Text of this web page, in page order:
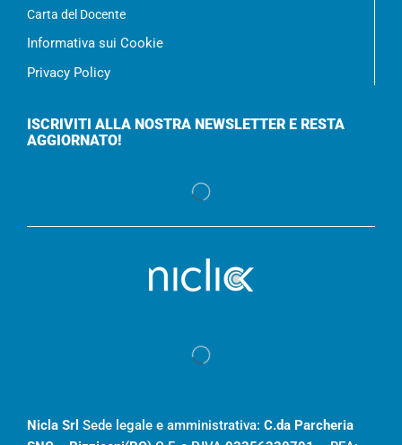
Carta del Docente
Informativa sui Cookie
Privacy Policy
ISCRIVITI ALLA NOSTRA NEWSLETTER E RESTA
AGGIORNATO!
Nicla Srl Sede legale e amministrativa: C.da Parcheria